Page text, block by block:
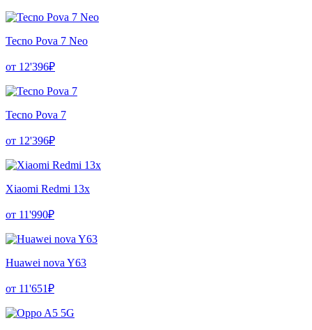
Tecno Pova 7 Neo
от 12'396₽
Tecno Pova 7
от 12'396₽
Xiaomi Redmi 13x
от 11'990₽
Huawei nova Y63
от 11'651₽